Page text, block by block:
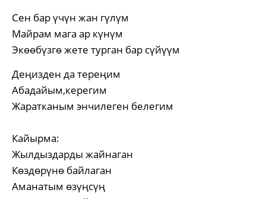
Сен бар үчүн жан гүлүм
Майрам мага ар күнүм
Экөөбүзгө жете турган бар сүйүүм
Деңизден да тереңим
Абадайым,керегим
Жаратканым энчилеген белегим
Кайырма:
Жылдыздарды жайнаган
Көздөрүнө байлаган
Аманатым өзүңсүң